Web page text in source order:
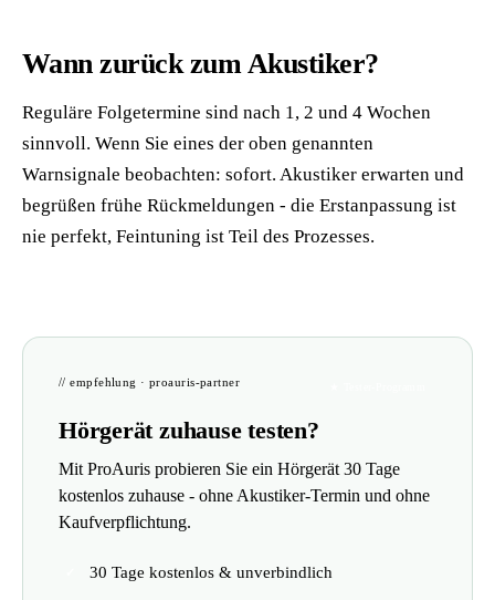
Wann zurück zum Akustiker?
Reguläre Folgetermine sind nach 1, 2 und 4 Wochen
sinnvoll. Wenn Sie eines der oben genannten
Warnsignale beobachten: sofort. Akustiker erwarten und
begrüßen frühe Rückmeldungen - die Erstanpassung ist
nie perfekt, Feintuning ist Teil des Prozesses.
// empfehlung · proauris-partner
Hörgerät zuhause testen?
Mit ProAuris probieren Sie ein Hörgerät 30 Tage
kostenlos zuhause - ohne Akustiker-Termin und ohne
Kaufverpflichtung.
30 Tage kostenlos & unverbindlich